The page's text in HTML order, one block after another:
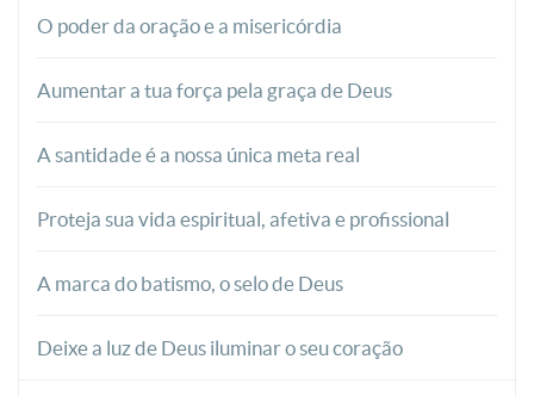
O poder da oração e a misericórdia
Aumentar a tua força pela graça de Deus
A santidade é a nossa única meta real
Proteja sua vida espiritual, afetiva e profissional
A marca do batismo, o selo de Deus
Deixe a luz de Deus iluminar o seu coração